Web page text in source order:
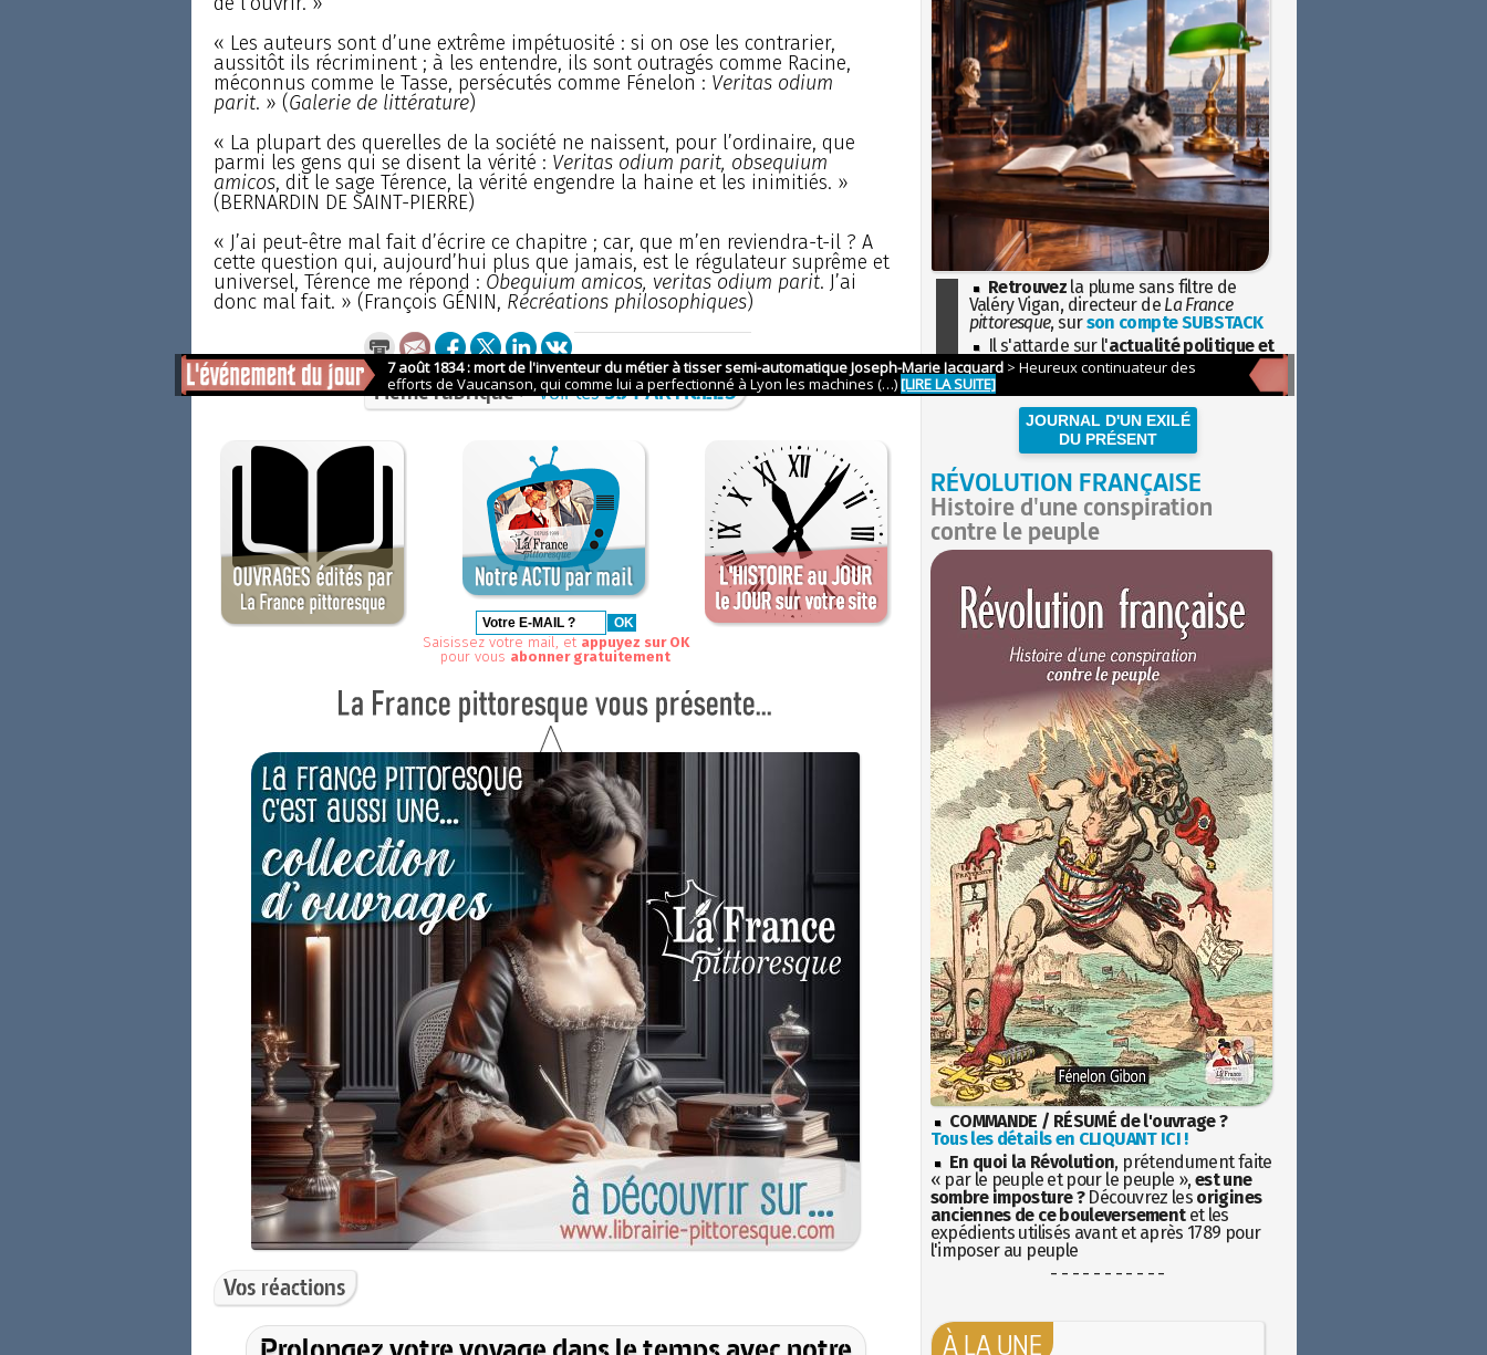
« Les auteurs sont d’une extrême impétuosité : si on ose les contrarier,
aussitôt ils récriminent ; à les entendre, ils sont outragés comme Racine,
méconnus comme le Tasse, persécutés comme Fénelon : Veritas odium
parit. » (Galerie de littérature)
« La plupart des querelles de la société ne naissent, pour l’ordinaire, que
parmi les gens qui se disent la vérité : Veritas odium parit, obsequium
amicos, dit le sage Térence, la vérité engendre la haine et les inimitiés. »
(BERNARDIN DE SAINT-PIERRE)
« J’ai peut-être mal fait d’écrire ce chapitre ; car, que m’en reviendra-t-il ? A
cette question qui, aujourd’hui plus que jamais, est le régulateur suprême et
universel, Térence me répond : Obequium amicos, veritas odium parit. J’ai
donc mal fait. » (François GÉNIN, Récréations philosophiques)
Même rubrique > voir les534 ARTICLES
Saisissez votre mail, et appuyez sur OK
pour vous abonner gratuitement
Vos réactions
Retrouvez la plume sans filtre de
Valéry Vigan, directeur de La France
pittoresque, surson compte SUBSTACK
Il s'attarde sur l'actualité politique et
sociétaleavec la hauteur de vue de
l'Histoire
JOURNAL D'UN EXILÉ
DU PRÉSENT
RÉVOLUTION FRANÇAISE
Histoire d'une conspiration
contre le peuple
COMMANDE / RÉSUMÉ de l'ouvrage ?
Tous les détails en CLIQUANT ICI !
En quoi la Révolution, prétendument faite
« par le peuple et pour le peuple », est une
sombre imposture ?Découvrez les origines
anciennes de ce bouleversementet les
expédients utilisés avant et après 1789 pour
l'imposer au peuple
- - - - - - - - - - -
À LA UNE